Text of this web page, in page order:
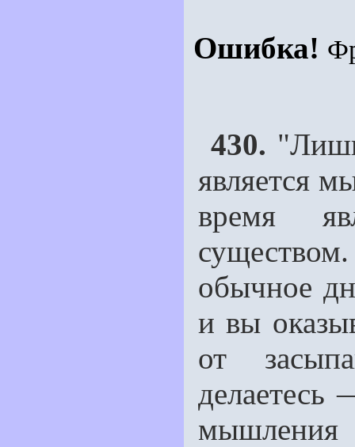
Ошибка!
430.
является
время
обычное
и вы
от
делаетесь